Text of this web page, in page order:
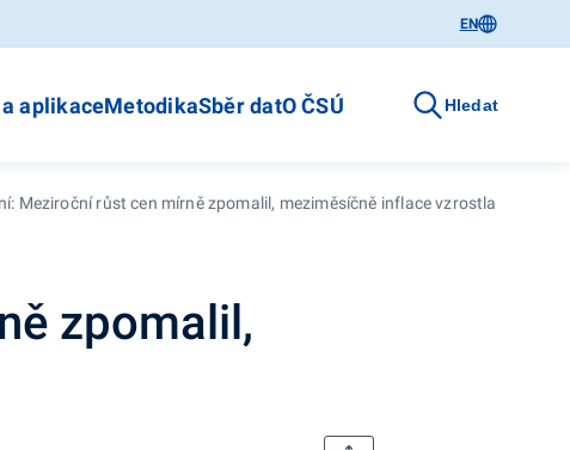
EN
aplikaceMetodikaSběr datO ČSÚ Hledat
Meziroční růst cen mírně zpomalil, meziměsíčně inflace vzrostla
zpomalil,